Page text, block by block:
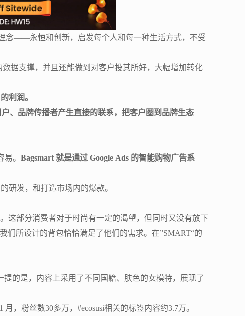
念——永恒和创新，启发每个人和每一种生活方式，不受
据支撑，并且还能做到对客户投其所好，大幅增加转化
利润。
、品牌传播者产生直接的联系，把客户圈到品牌生态
。 Bagsmart 就是通过 Google Ads 的智能购物广告系
研发，和打造市场内的爆款。
这部分消费者对于时尚有一定的渴望，但同时又没有放下
们所设计的背包恰恰满足了他们的需求。在”SMART“的
提的是，内容上采用了不同国籍、肤色的女模特，展现了
，粉丝数30多万，#ecosusi相关的标签内容约3.7万。